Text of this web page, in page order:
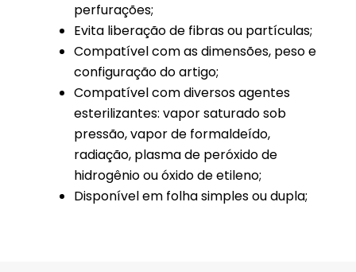
perfurações;
Evita liberação de fibras ou partículas;
Compatível com as dimensões, peso e
configuração do artigo;
Compatível com diversos agentes
esterilizantes: vapor saturado sob
pressão, vapor de formaldeído,
radiação, plasma de peróxido de
hidrogênio ou óxido de etileno;
Disponível em folha simples ou dupla;